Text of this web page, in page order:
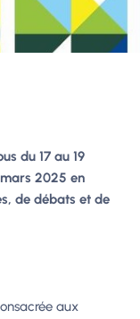
du 17 au 19
2025 en
de débats et de
aux